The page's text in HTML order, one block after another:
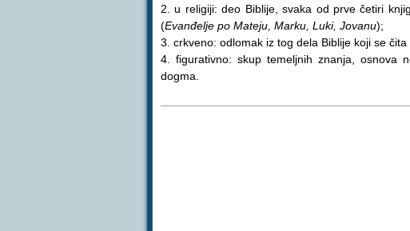
2. u religiji: deo Biblije, svaka od prve četiri
(Evanđelje po Mateju, Marku, Luki, Jovanu);
3. crkveno: odlomak iz tog dela Biblije koji se
4. figurativno: skup temeljnih znanja, osnova
dogma.